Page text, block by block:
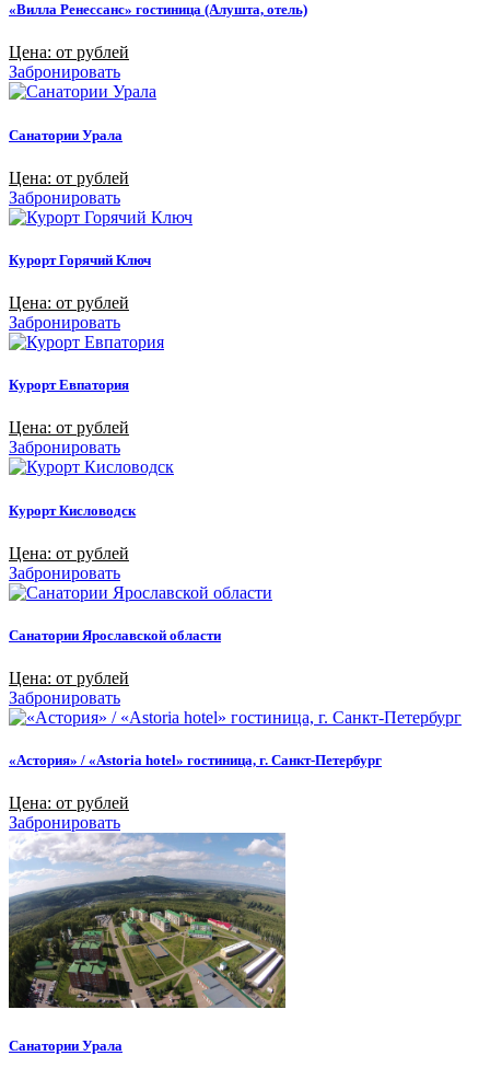
«Вилла Ренессанс» гостиница (Алушта, отель)
Цена: от рублей
Забронировать
Санатории Урала
Цена: от рублей
Забронировать
Курорт Горячий Ключ
Цена: от рублей
Забронировать
Курорт Евпатория
Цена: от рублей
Забронировать
Курорт Кисловодск
Цена: от рублей
Забронировать
Санатории Ярославской области
Цена: от рублей
Забронировать
«Астория» / «Astoria hotel» гостиница, г. Санкт-Петербург
Цена: от рублей
Забронировать
Санатории Урала